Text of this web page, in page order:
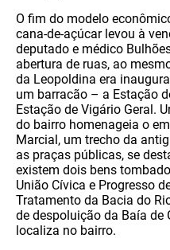
O fim do modelo
cana-de-açúcar levou à
deputado e médico
abertura de ruas, ao
da Leopoldina era
um barracão – a Estação
Estação de Vigário Geral.
do bairro homenageia o
Marcial, um trecho da
as praças públicas, se
existem dois bens
União Cívica e Progresso
Tratamento da Bacia do
de despoluição da Baía de
localiza no bairro.